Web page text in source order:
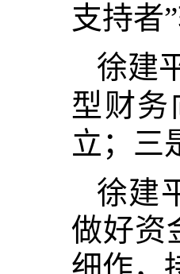
支持者
徐建
型财
立；三
徐建
做好资